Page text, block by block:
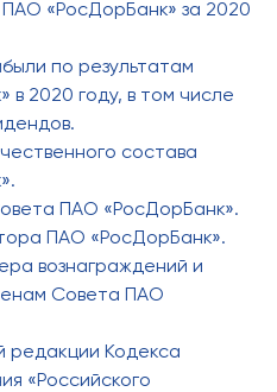
«РосДорБанк» за 2020
по результатам
2020 году, в том числе
состава
ПАО «РосДорБанк».
ПАО «РосДорБанк».
вознаграждений и
Совета ПАО
редакции Кодекса
«Российского